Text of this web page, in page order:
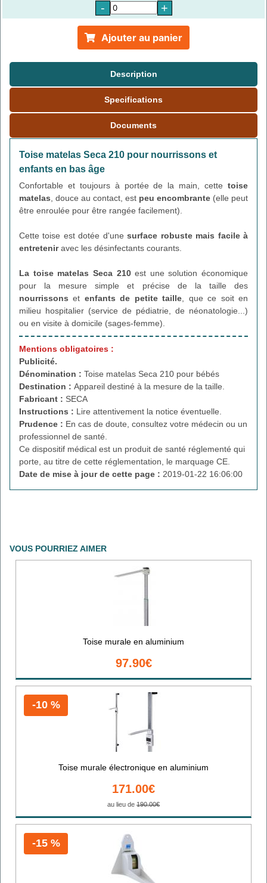
- +
Ajouter au panier
Description
Specifications
Documents
Toise matelas Seca 210 pour nourrissons et
enfants en bas âge
Confortable et toujours à portée de la main, cette toise
matelas , douce au contact, est peu encombrante (elle peut
être enroulée pour être rangée facilement).
Cette toise est dotée d'unesurface robuste mais facile à
entreteniravec les désinfectants courants.
La toise matelas Seca 210est une solution économique
pour la mesure simple et précise de la taille des
nourrissons et enfants de petite taille , que ce soit en
milieu hospitalier (service de pédiatrie, de néonatologie...)
ou en visite à domicile (sages-femme).
Mentions obligatoires :
Publicité.
Dénomination : Toise matelas Seca 210 pour bébés
Destination : Appareil destiné à la mesure de la taille.
Fabricant : SECA
Instructions : Lire attentivement la notice éventuelle.
Prudence : En cas de doute, consultez votre médecin ou un
professionnel de santé.
Ce dispositif médical est un produit de santé réglementé qui
porte, au titre de cette réglementation, le marquage CE.
Date de mise à jour de cette page : 2019-01-22 16:06:00
VOUS POURRIEZ AIMER
Toise murale en aluminium
97.90€
-10 %
Toise murale électronique en aluminium
171.00€
au lieu de 190.00€
-15 %